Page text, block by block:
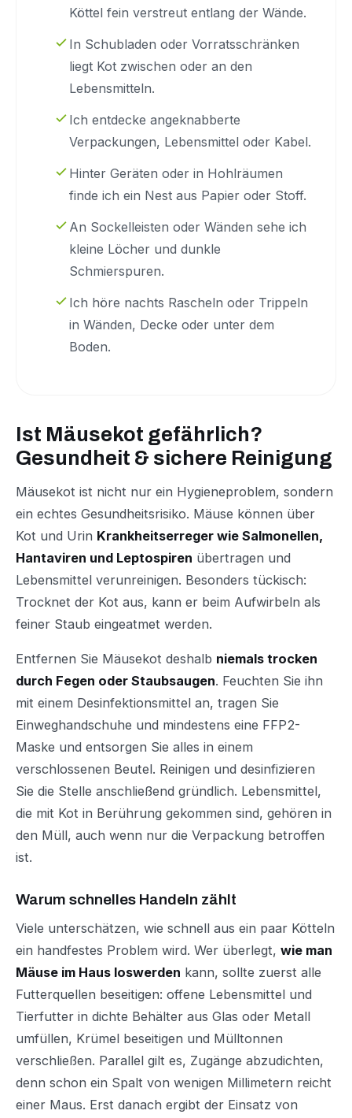
Köttel fein verstreut entlang der Wände.
In Schubladen oder Vorratsschränken
liegt Kot zwischen oder an den
Lebensmitteln.
Ich entdecke angeknabberte
Verpackungen, Lebensmittel oder Kabel.
Hinter Geräten oder in Hohlräumen
finde ich ein Nest aus Papier oder Stoff.
An Sockelleisten oder Wänden sehe ich
kleine Löcher und dunkle
Schmierspuren.
Ich höre nachts Rascheln oder Trippeln
in Wänden, Decke oder unter dem
Boden.
Ist Mäusekot gefährlich?
Gesundheit & sichere Reinigung
Mäusekot ist nicht nur ein Hygieneproblem, sondern
ein echtes Gesundheitsrisiko. Mäuse können über
Kot und Urin Krankheitserreger wie Salmonellen,
Hantaviren und Leptospiren übertragen und
Lebensmittel verunreinigen. Besonders tückisch:
Trocknet der Kot aus, kann er beim Aufwirbeln als
feiner Staub eingeatmet werden.
Entfernen Sie Mäusekot deshalb niemals trocken
durch Fegen oder Staubsaugen. Feuchten Sie ihn
mit einem Desinfektionsmittel an, tragen Sie
Einweghandschuhe und mindestens eine FFP2-
Maske und entsorgen Sie alles in einem
verschlossenen Beutel. Reinigen und desinfizieren
Sie die Stelle anschließend gründlich. Lebensmittel,
die mit Kot in Berührung gekommen sind, gehören in
den Müll, auch wenn nur die Verpackung betroffen
ist.
Warum schnelles Handeln zählt
Viele unterschätzen, wie schnell aus ein paar Kötteln
ein handfestes Problem wird. Wer überlegt, wie man
Mäuse im Haus loswerden kann, sollte zuerst alle
Futterquellen beseitigen: offene Lebensmittel und
Tierfutter in dichte Behälter aus Glas oder Metall
umfüllen, Krümel beseitigen und Mülltonnen
verschließen. Parallel gilt es, Zugänge abzudichten,
denn schon ein Spalt von wenigen Millimetern reicht
einer Maus. Erst danach ergibt der Einsatz von